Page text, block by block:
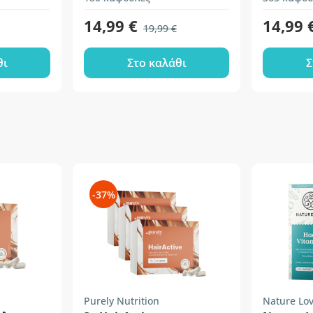
14,99 € 19,99 €
Στο καλάθι
14,99
-37%
Purely Nutrition Nature